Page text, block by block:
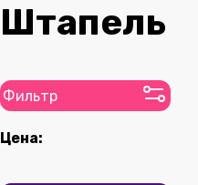
Штапель
Фильтр
Цена: